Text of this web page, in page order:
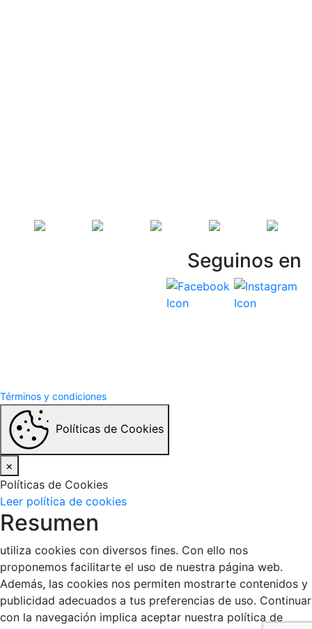
Seguinos en
Términos y condiciones
Políticas de Cookies
×
Políticas de Cookies
Leer política de cookies
Resumen
utiliza cookies con diversos fines. Con ello nos
proponemos facilitarte el uso de nuestra página web.
Además, las cookies nos permiten mostrarte contenidos y
publicidad adecuados a tus preferencias de uso. Continuar
con la navegación implica aceptar nuestra política de